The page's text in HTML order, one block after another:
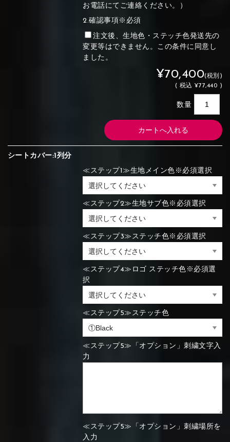
お電話にてご連絡ください。）
2.確認事項※必須
注文後、生地色・ステッチ色発送先の
変更等はできません。この条件に同意し
ました。
¥70,400(税別)
( 税込 ¥77,440 )
数量
シートカバー:1列分
≪ステップ1≫生地メイン色※必須選択
≪ステップ2≫生地サブ色※必須選択
≪ステップ3≫ステッチ色※必須選択
≪ステップ4≫ロゴ ステッチ色※必須選
択
≪ステップ5≫ステッチ色
≪ステップ5≫「オプション」刺繍文字入
力
≪ステップ5≫「オプション」刺繍場所を
入力